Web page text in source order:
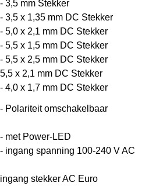
- 3,5 mm Stekker
- 3,5 x 1,35 mm DC Stekker
- 5,0 x 2,1 mm DC Stekker
- 5,5 x 1,5 mm DC Stekker
- 5,5 x 2,5 mm DC Stekker
5,5 x 2,1 mm DC Stekker
- 4,0 x 1,7 mm DC Stekker
- Polariteit omschakelbaar
- met Power-LED
- ingang spanning 100-240 V AC
ingang stekker AC Euro